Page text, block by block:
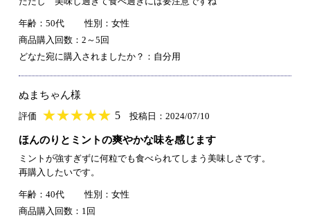
年齢：50代
性別：女性
商品購入回数：2～5回
どなた宛に購入されましたか？：自分用
ぬまちゃん様
評価 ★★★★★
★★★★★ 5 投稿日：2024/07/10
ほんのりとミントの爽やかな味を感じます
ミントが強すぎずに何粒でも食べられてしまう美味しさです。
再購入したいです。
年齢：40代
性別：女性
商品購入回数：1回